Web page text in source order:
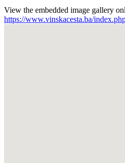
View the embedded image gallery
https://www.vinskacesta.ba/